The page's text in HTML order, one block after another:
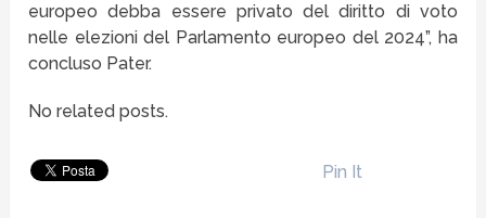
europeo debba essere privato del diritto di voto
nelle elezioni del Parlamento europeo del 2024”, ha
concluso Pater.
No related posts.
Pin It